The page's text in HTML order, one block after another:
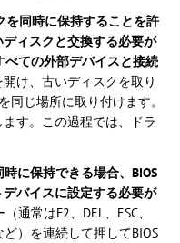
を同時に保持することを許
ィスクと交換する必要が
べての外部デバイスと接続
け、古いディスクを取り
同じ場所に取り付けます。
す。この過程では、ドラ
に保持できる場合、BIOS
バイスに設定する必要が
通常はF2、DEL、ESC、
）を連続して押してBIOS